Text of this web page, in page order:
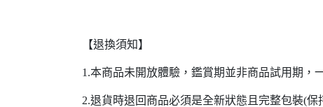
【退換須知】
1.本商品未開放體驗，鑑賞期並非商品試用期，
2.退貨時退回商品必須是全新狀態且完整包裝(